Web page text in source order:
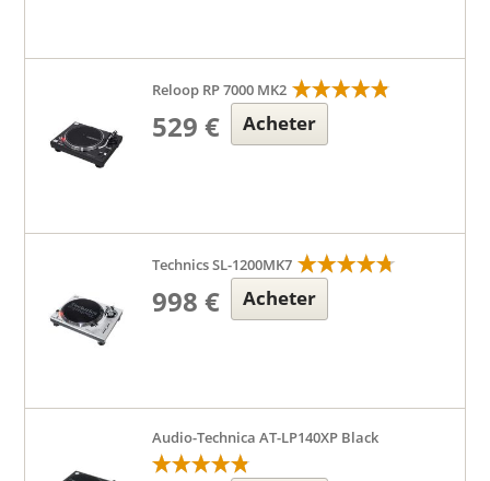
Reloop RP 7000 MK2
529 € Acheter
Technics SL-1200MK7
998 € Acheter
Audio-Technica AT-LP140XP Black